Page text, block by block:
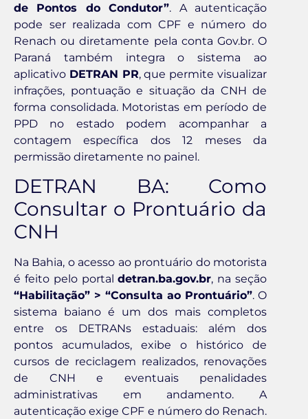
de Pontos do Condutor”. A autenticação
pode ser realizada com CPF e número do
Renach ou diretamente pela conta Gov.br. O
Paraná também integra o sistema ao
aplicativo DETRAN PR, que permite visualizar
infrações, pontuação e situação da CNH de
forma consolidada. Motoristas em período de
PPD no estado podem acompanhar a
contagem específica dos 12 meses da
permissão diretamente no painel.
DETRAN BA: Como
Consultar o Prontuário da
CNH
Na Bahia, o acesso ao prontuário do motorista
é feito pelo portaldetran.ba.gov.br, na seção
“Habilitação” > “Consulta ao Prontuário”. O
sistema baiano é um dos mais completos
entre os DETRANs estaduais: além dos
pontos acumulados, exibe o histórico de
cursos de reciclagem realizados, renovações
de CNH e eventuais penalidades
administrativas em andamento. A
autenticação exige CPF e número do Renach.